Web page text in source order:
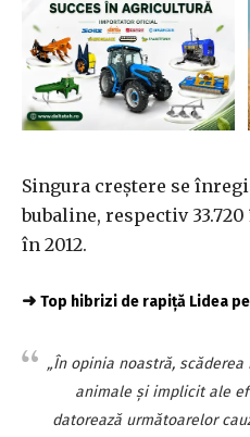
Singura creştere se
bubaline, respectiv 33.720
în 2012.
➜ Top hibrizi de rapiță Lidea
„În opinia noastră,
animale şi implicit ale
datorează următoarelor